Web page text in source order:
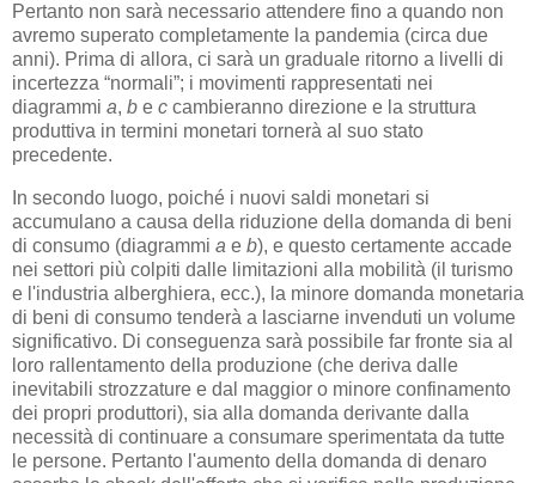
Pertanto non sarà necessario attendere fino a quando non
avremo superato completamente la pandemia (circa due
anni). Prima di allora, ci sarà un graduale ritorno a livelli di
incertezza “normali”; i movimenti rappresentati nei
diagrammi a, b e c cambieranno direzione e la struttura
produttiva in termini monetari tornerà al suo stato
precedente.
In secondo luogo, poiché i nuovi saldi monetari si
accumulano a causa della riduzione della domanda di beni
di consumo (diagrammi a e b), e questo certamente accade
nei settori più colpiti dalle limitazioni alla mobilità (il turismo
e l'industria alberghiera, ecc.), la minore domanda monetaria
di beni di consumo tenderà a lasciarne invenduti un volume
significativo. Di conseguenza sarà possibile far fronte sia al
loro rallentamento della produzione (che deriva dalle
inevitabili strozzature e dal maggior o minore confinamento
dei propri produttori), sia alla domanda derivante dalla
necessità di continuare a consumare sperimentata da tutte
le persone. Pertanto l'aumento della domanda di denaro